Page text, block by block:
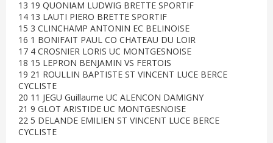
13 19 QUONIAM LUDWIG BRETTE SPORTIF
14 13 LAUTI PIERO BRETTE SPORTIF
15 3 CLINCHAMP ANTONIN EC BELINOISE
16 1 BONIFAIT PAUL CO CHATEAU DU LOIR
17 4 CROSNIER LORIS UC MONTGESNOISE
18 15 LEPRON BENJAMIN VS FERTOIS
19 21 ROULLIN BAPTISTE ST VINCENT LUCE BERCE
CYCLISTE
20 11 JEGU Guillaume UC ALENCON DAMIGNY
21 9 GLOT ARISTIDE UC MONTGESNOISE
22 5 DELANDE EMILIEN ST VINCENT LUCE BERCE
CYCLISTE